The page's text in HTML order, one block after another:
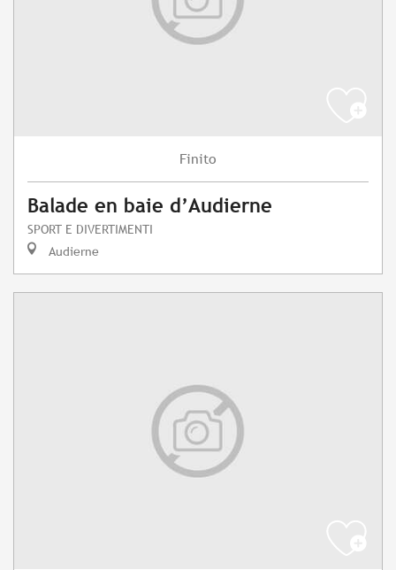
Finito
Balade en baie d’Audierne
SPORT E DIVERTIMENTI
Audierne